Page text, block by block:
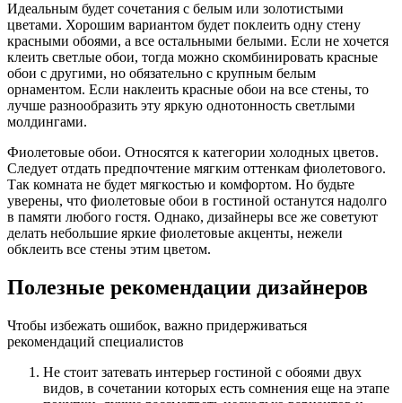
Идеальным будет сочетания с белым или золотистыми
цветами. Хорошим вариантом будет поклеить одну стену
красными обоями, а все остальными белыми. Если не хочется
клеить светлые обои, тогда можно скомбинировать красные
обои с другими, но обязательно с крупным белым
орнаментом. Если наклеить красные обои на все стены, то
лучше разнообразить эту яркую однотонность светлыми
молдингами.
Фиолетовые обои. Относятся к категории холодных цветов.
Следует отдать предпочтение мягким оттенкам фиолетового.
Так комната не будет мягкостью и комфортом. Но будьте
уверены, что фиолетовые обои в гостиной останутся надолго
в памяти любого гостя. Однако, дизайнеры все же советуют
делать небольшие яркие фиолетовые акценты, нежели
обклеить все стены этим цветом.
Полезные рекомендации дизайнеров
Чтобы избежать ошибок, важно придерживаться
рекомендаций специалистов
Не стоит затевать интерьер гостиной с обоями двух
видов, в сочетании которых есть сомнения еще на этапе